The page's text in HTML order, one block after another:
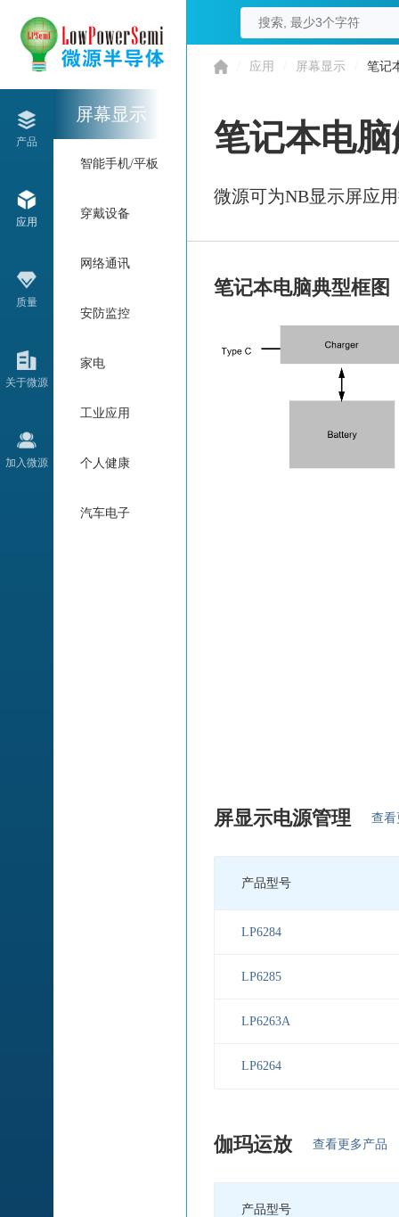
产品
应用
质量
关于微源
加入微源
屏幕显示
智能手机/平板
穿戴设备
网络通讯
安防监控
家电
工业应用
个人健康
汽车电子
应用 屏幕显示 笔记
笔记本电
微源可为NB显示屏应
笔记本电脑典型框图
屏显示电源管理 查看
产品型号
LP6284
LP6285
LP6263A
LP6264
伽玛运放 查看更多产品
产品型号